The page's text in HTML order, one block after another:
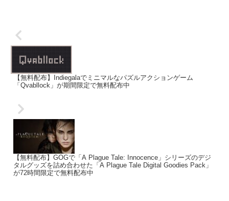
【無料配布】Indiegalaでミニマルなパズルアクションゲーム
「Qvabllock」が期間限定で無料配布中
【無料配布】GOGで「A Plague Tale: Innocence」シリーズのデジ
タルグッズを詰め合わせた「A Plague Tale Digital Goodies Pack」
が72時間限定で無料配布中